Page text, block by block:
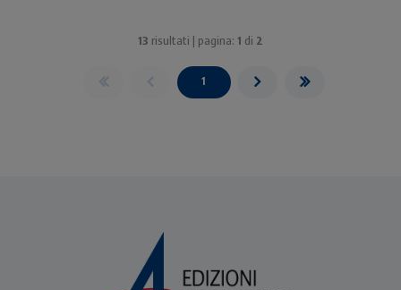
13 risultati | pagina: 1 di 2
1